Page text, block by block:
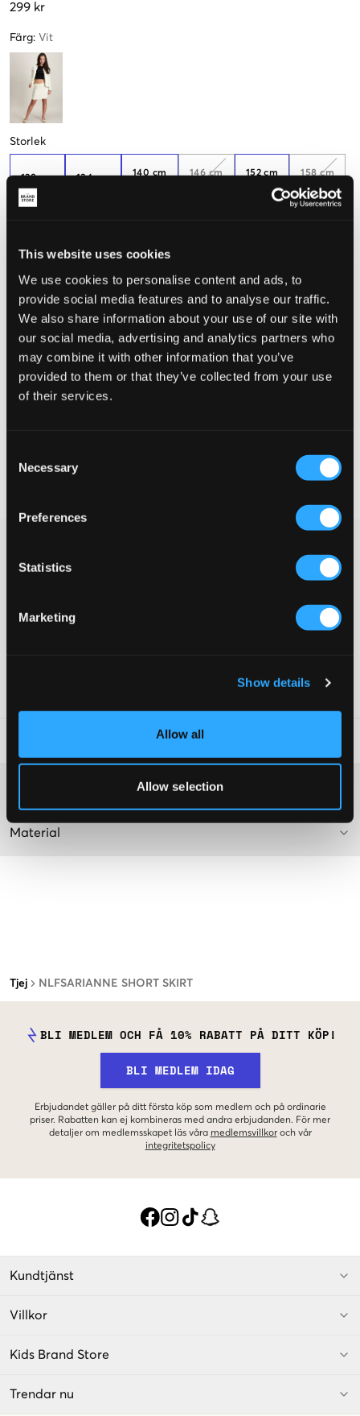
This website uses cookies
We use cookies to personalise content and ads, to
provide social media features and to analyse our traffic.
We also share information about your use of our site with
our social media, advertising and analytics partners who
may combine it with other information that you’ve
provided to them or that they’ve collected from your use
of their services.
Selection
Necessary
Preferences
Statistics
Marketing
Show details
Allow all
Allow selection
Tjej NLFSARIANNE SHORT SKIRT
299 kr
Färg: Vit
Storlek
128 cm
Få kvar
134 cm 140 cm 146 cm 152 cm 158 cm
(13 Y)
(14 Y)
Upplevd storlek
Liten Perfekt Stor
STORLEKSGUIDE
Fri fraktpå beställningar över 699 kr
passform och i sidan finns en dold dragkedja. Matcha gärna
Resår
Mer information om tvättråd
Material
BLI MEDLEM OCH FÅ 10% RABATT PÅ DITT KÖP!
BLI MEDLEM IDAG
Erbjudandet gäller på ditt första köp som medlem och på ordinarie
priser. Rabatten kan ej kombineras med andra erbjudanden. För mer
detaljer om medlemsskapet läs våra medlemsvillkor och vår
integritetspolicy
Kundtjänst
Villkor
Kids Brand Store
Trendar nu